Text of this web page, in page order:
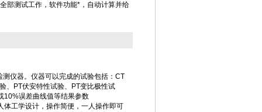
部测试工作，软件功能*，自动计算并给
仪器。仪器可以完成的试验包括：CT
、PT伏安特性试验、PT变比极性试
10%误差曲线值等结果参数
体工学设计，操作简便，一人操作即可